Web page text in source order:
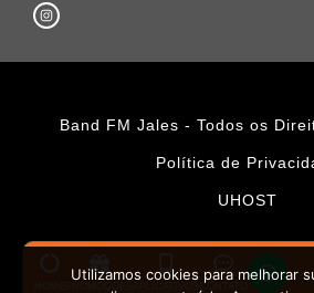
Band FM Jales - Todos os
Política de
UHOST
CONTATO
Utilizamos cookies para melhorar